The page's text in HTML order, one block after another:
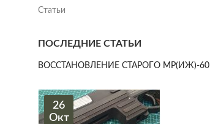
Статьи
ПОСЛЕДНИЕ СТАТЬИ
ВОССТАНОВЛЕНИЕ СТАРОГО МР(ИЖ)-60
26
Окт